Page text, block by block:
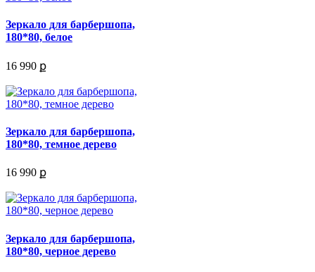
Зеркало для барбершопа,
180*80, белое
16 990 ք
Зеркало для барбершопа,
180*80, темное дерево
16 990 ք
Зеркало для барбершопа,
180*80, черное дерево